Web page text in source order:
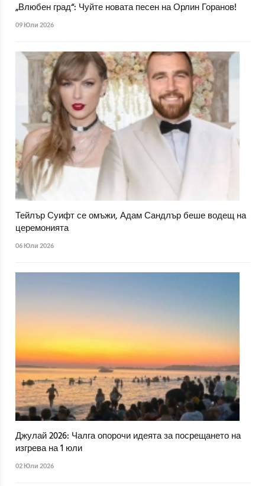
„Влюбен град“: Чуйте новата песен на Орлин Горанов!
09 Юли 2026
Тейлър Суифт се омъжи, Адам Сандлър беше водещ на
церемонията
06 Юли 2026
Джулай 2026: Чалга опорочи идеята за посрещането на
изгрева на 1 юли
02 Юли 2026